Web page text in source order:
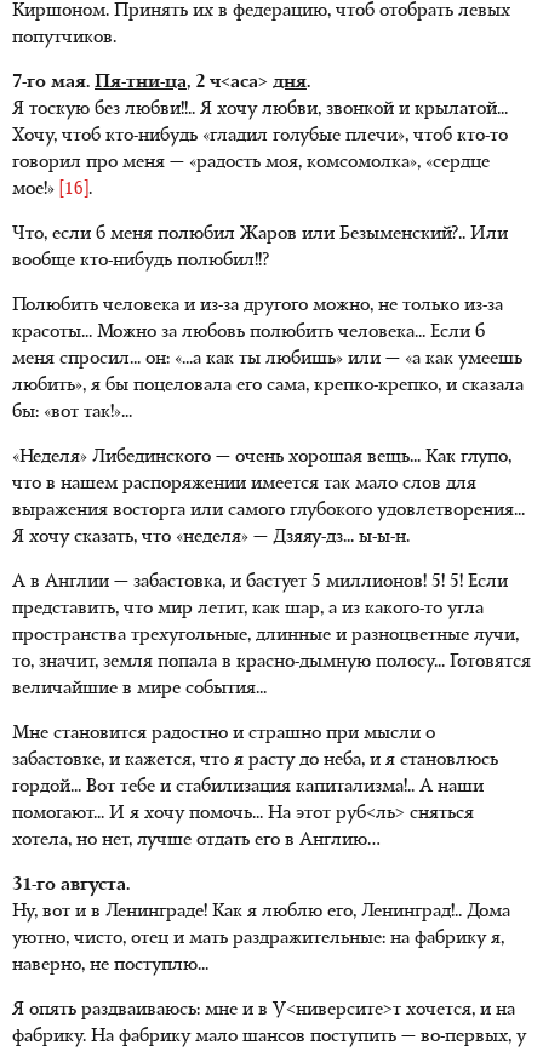
Киршоном. Принять их в федерацию, чтоб отобрать левых
попутчиков.
7-го мая. Пя-тни-ца, 2 ч<аса> дня.
Я тоскую без любви!!.. Я хочу любви, звонкой и крылатой...
Хочу, чтоб кто-нибудь «гладил голубые плечи», чтоб кто-то
говорил про меня — «радость моя, комсомолка», «сердце
мое!» [16] .
Что, если б меня полюбил Жаров или Безыменский?.. Или
вообще кто-нибудь полюбил!!?
Полюбить человека и из-за другого можно, не только из-за
красоты... Можно за любовь полюбить человека... Если б
меня спросил... он: «...а как ты любишь» или — «а как умеешь
любить», я бы поцеловала его сама, крепко-крепко, и сказала
бы: «вот так!»...
«Неделя» Либединского — очень хорошая вещь... Как глупо,
что в нашем распоряжении имеется так мало слов для
выражения восторга или самого глубокого удовлетворения...
Я хочу сказать, что «неделя» — Дзяяу-дз... ы-ы-н.
А в Англии — забастовка, и бастует 5 миллионов! 5! 5! Если
представить, что мир летит, как шар, а из какого-то угла
пространства трехугольные, длинные и разноцветные лучи,
то, значит, земля попала в красно-дымную полосу... Готовятся
величайшие в мире события...
Мне становится радостно и страшно при мысли о
забастовке, и кажется, что я расту до неба, и я становлюсь
гордой... Вот тебе и стабилизация капитализма!.. А наши
помогают... И я хочу помочь... На этот руб<ль> сняться
хотела, но нет, лучше отдать его в Англию…
31-го августа.
Ну, вот и в Ленинграде! Как я люблю его, Ленинград!.. Дома
уютно, чисто, отец и мать раздражительные: на фабрику я,
наверно, не поступлю...
Я опять раздваиваюсь: мне и в У<ниверсите>т хочется, и на
фабрику. На фабрику мало шансов поступить — во-первых, у